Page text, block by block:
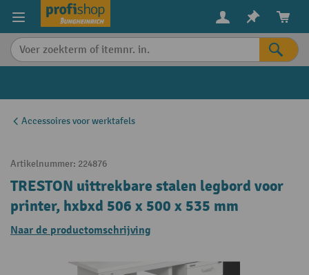
content
Accessoires voor werktafels
Artikelnummer: 224876
TRESTON uittrekbare stalen legbord voor
printer, hxbxd 506 x 500 x 535 mm
Naar de productomschrijving